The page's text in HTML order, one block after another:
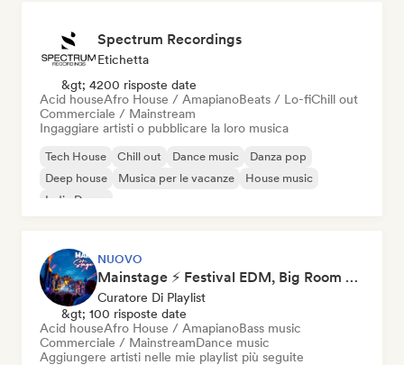
Spectrum Recordings
Etichetta
&gt; 4200 risposte date
Acid houseAfro House / AmapianoBeats / Lo-fiChill out
Commerciale / Mainstream
Ingaggiare artisti o pubblicare la loro musica
Tech House Chill out Dance music
Danza pop
Deep house
Musica per le vacanze
House music
Indie Dance
NUOVO
Mainstage ⚡ Festival EDM, Big Room & House Anthems
Curatore Di Playlist
&gt; 100 risposte date
Acid houseAfro House / AmapianoBass music
Commerciale / MainstreamDance music
Aggiungere artisti nelle mie playlist più seguite